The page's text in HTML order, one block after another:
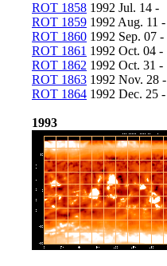
ROT 1858 1992 Jul. 14 -
ROT 1859 1992 Aug. 11 -
ROT 1860 1992 Sep. 07 -
ROT 1861 1992 Oct. 04 -
ROT 1862 1992 Oct. 31 -
ROT 1863 1992 Nov. 28 -
ROT 1864 1992 Dec. 25 -
1993